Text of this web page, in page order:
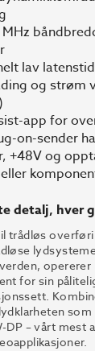
lav
og strøm
app for
on-sender
+48V og
detalj, hver
trådløs
opererer
for sin
som
DP – vårt mest